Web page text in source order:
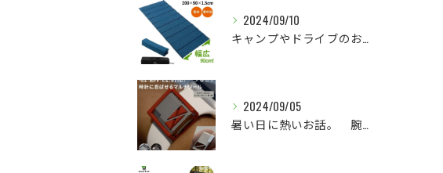
2024/09/10
キャンプやドライブのお供に、広々スリーピングマット
2024/09/05
暑い日に熱いお話。 腕時計に忍ばせるマルチツールの紹介